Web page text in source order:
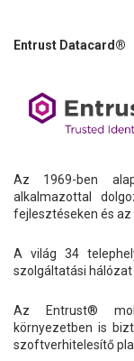
Entrust Datacard®
Az 1969-ben
alkalmazottal
fejlesztéseken és az
A világ 34
szolgáltatási hálózat
Az Entrust®
környezetben is
szoftverhitelesítő